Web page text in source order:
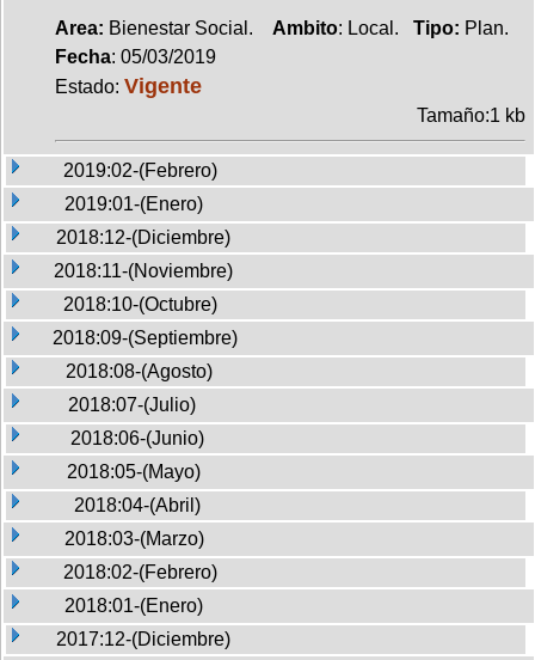
Area: Bienestar Social. Ambito: Local. Tipo: Plan.
Fecha: 05/03/2019
Estado: Vigente
Tamaño:1 kb
2019:02-(Febrero)
2019:01-(Enero)
2018:12-(Diciembre)
2018:11-(Noviembre)
2018:10-(Octubre)
2018:09-(Septiembre)
2018:08-(Agosto)
2018:07-(Julio)
2018:06-(Junio)
2018:05-(Mayo)
2018:04-(Abril)
2018:03-(Marzo)
2018:02-(Febrero)
2018:01-(Enero)
2017:12-(Diciembre)